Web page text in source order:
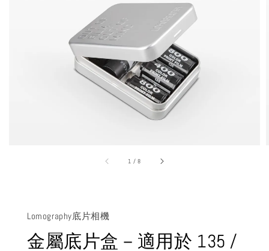
1 /8
Lomography底片相機
金屬底片盒－適用於 135 /